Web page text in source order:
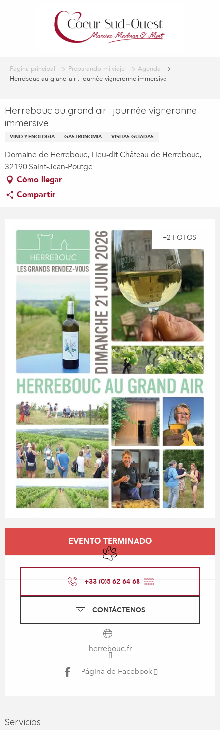
Página principal Preparando mi viaje
Agenda
Herrebouc au grand air : journée vigneronne immersive
Herrebouc au grand air : journée vigneronne
immersive
VINO Y ENOLOGÍA GASTRONOMÍA VISITAS GUIADAS
Domaine de Herrebouc, Lieu-dit Château de Herrebouc,
32190 Saint-Jean-Poutge
Cómo llegar
Compartir
+2 FOTOS
EVENTO TERMINADO
Se aceptan animales
+33 (0)5 62 64 68 ▒▒
CONTÁCTENOS
herrebouc.fr
Página de Facebook
Servicios